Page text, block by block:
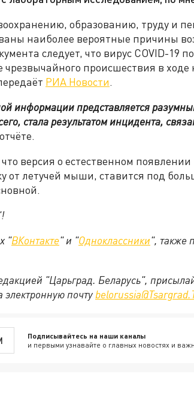
образованию, труду и
наиболее вероятные причины
следует, что вирус COVID-19
происшествия в ходе
РИА Новости.
информации представляется
стала результатом инцидента,
версия о естественном
от летучей мыши, ставится под
"ВКонтакте" и "Одноклассники", также
"Царьград. Беларусь",
почту
Подписывайтесь на наши каналы
и первыми узнавайте о главных новостях и